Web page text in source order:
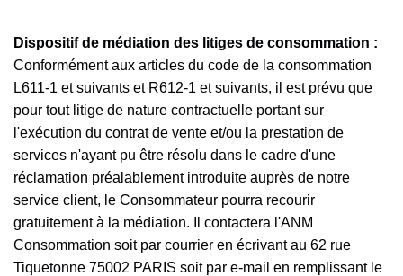
Dispositif de médiation des litiges de consommation :
Conformément aux articles du code de la consommation
L611-1 et suivants et R612-1 et suivants, il est prévu que
pour tout litige de nature contractuelle portant sur
l'exécution du contrat de vente et/ou la prestation de
services n'ayant pu être résolu dans le cadre d'une
réclamation préalablement introduite auprès de notre
service client, le Consommateur pourra recourir
gratuitement à la médiation. Il contactera l'ANM
Consommation soit par courrier en écrivant au 62 rue
Tiquetonne 75002 PARIS soit par e-mail en remplissant le